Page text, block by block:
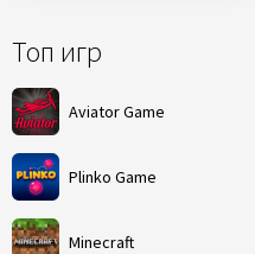
Топ игр
Aviator Game
Plinko Game
Minecraft